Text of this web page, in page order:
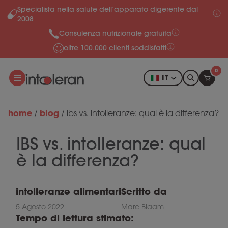
Salta al contenuto
Specialista nella salute dell’apparato digerente dal
2008
Consulenza nutrizionale gratuita
oltre 100.000 clienti soddisfatti
IT
0
home / blog / ibs vs. intolleranze: qual è la differenza?
IBS vs. intolleranze: qual
è la differenza?
intolleranze alimentari
5 Agosto 2022
Scritto da
Mare Blaam
Tempo di lettura stimato: